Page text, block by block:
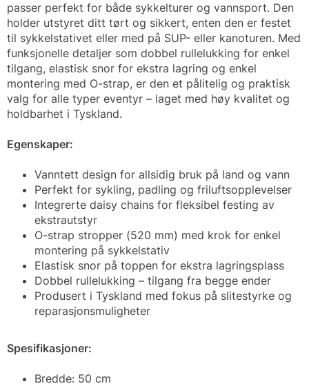
passer perfekt for både sykkelturer og vannsport. Den
holder utstyret ditt tørt og sikkert, enten den er festet
til sykkelstativet eller med på SUP- eller kanoturen. Med
funksjonelle detaljer som dobbel rullelukking for enkel
tilgang, elastisk snor for ekstra lagring og enkel
montering med O-strap, er den et pålitelig og praktisk
valg for alle typer eventyr – laget med høy kvalitet og
holdbarhet i Tyskland.
Egenskaper:
Vanntett design for allsidig bruk på land og vann
Perfekt for sykling, padling og friluftsopplevelser
Integrerte daisy chains for fleksibel festing av
ekstrautstyr
O-strap stropper (520 mm) med krok for enkel
montering på sykkelstativ
Elastisk snor på toppen for ekstra lagringsplass
Dobbel rullelukking – tilgang fra begge ender
Produsert i Tyskland med fokus på slitestyrke og
reparasjonsmuligheter
Spesifikasjoner:
Bredde: 50 cm